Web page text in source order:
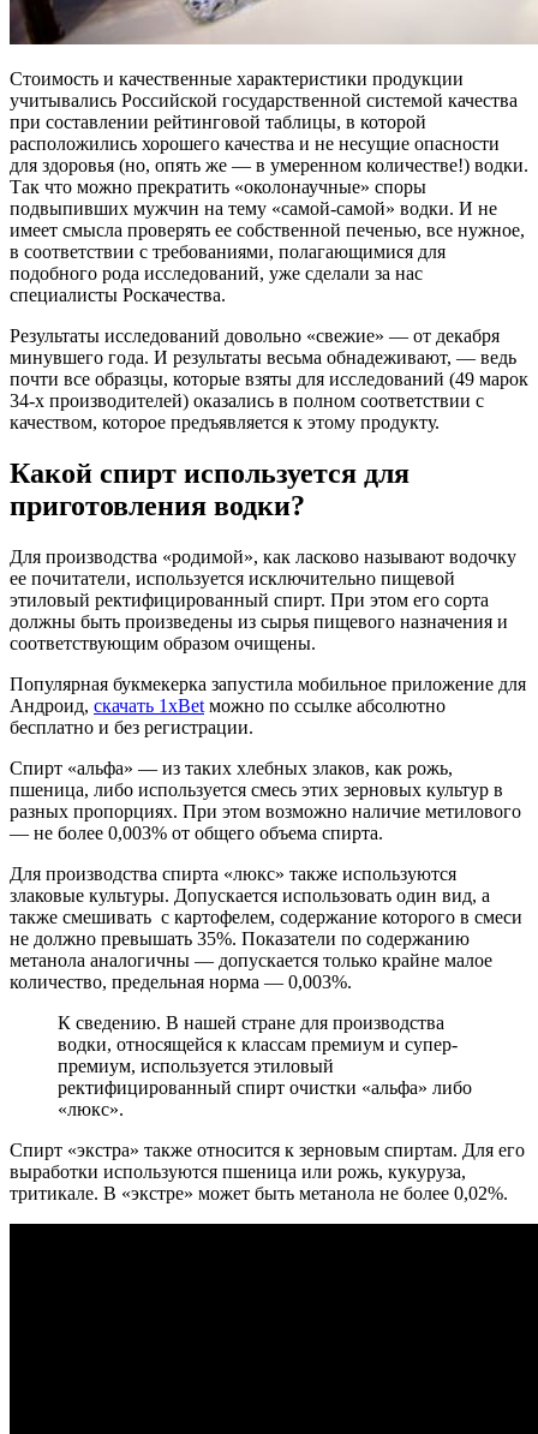
Стоимость и качественные характеристики продукции
учитывались Российской государственной системой качества
при составлении рейтинговой таблицы, в которой
расположились хорошего качества и не несущие опасности
для здоровья (но, опять же — в умеренном количестве!) водки.
Так что можно прекратить «околонаучные» споры
подвыпивших мужчин на тему «самой-самой» водки. И не
имеет смысла проверять ее собственной печенью, все нужное,
в соответствии с требованиями, полагающимися для
подобного рода исследований, уже сделали за нас
специалисты Роскачества.
Результаты исследований довольно «свежие» — от декабря
минувшего года. И результаты весьма обнадеживают, — ведь
почти все образцы, которые взяты для исследований (49 марок
34-х производителей) оказались в полном соответствии с
качеством, которое предъявляется к этому продукту.
Какой спирт используется для
приготовления водки?
Для производства «родимой», как ласково называют водочку
ее почитатели, используется исключительно пищевой
этиловый ректифицированный спирт. При этом его сорта
должны быть произведены из сырья пищевого назначения и
соответствующим образом очищены.
Популярная букмекерка запустила мобильное приложение для
Андроид, скачать 1xBet можно по ссылке абсолютно
бесплатно и без регистрации.
Спирт «альфа» — из таких хлебных злаков, как рожь,
пшеница, либо используется смесь этих зерновых культур в
разных пропорциях. При этом возможно наличие метилового
— не более 0,003% от общего объема спирта.
Для производства спирта «люкс» также используются
злаковые культуры. Допускается использовать один вид, а
также смешивать с картофелем, содержание которого в смеси
не должно превышать 35%. Показатели по содержанию
метанола аналогичны — допускается только крайне малое
количество, предельная норма — 0,003%.
К сведению. В нашей стране для производства
водки, относящейся к классам премиум и супер-
премиум, используется этиловый
ректифицированный спирт очистки «альфа» либо
«люкс».
Спирт «экстра» также относится к зерновым спиртам. Для его
выработки используются пшеница или рожь, кукуруза,
тритикале. В «экстре» может быть метанола не более 0,02%.